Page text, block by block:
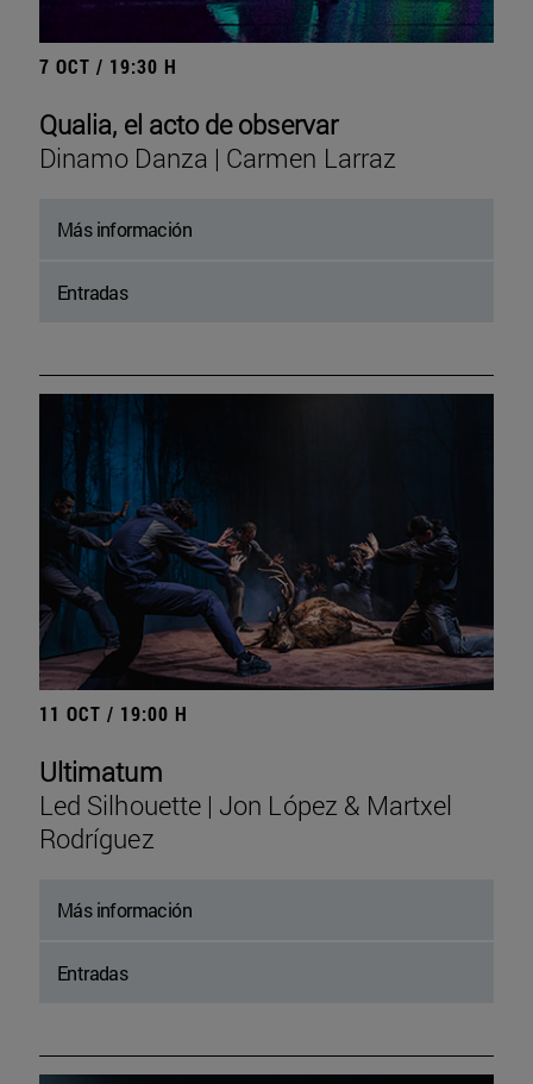
7 OCT / 19:30 H
Qualia, el acto de observar
Dinamo Danza | Carmen Larraz
Más información
Entradas
11 OCT / 19:00 H
Ultimatum
Led Silhouette | Jon López & Martxel
Rodríguez
Más información
Entradas